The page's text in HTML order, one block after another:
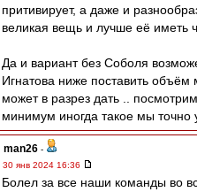
притивирует, а даже и
великая вещь и лучше её иметь
Да и вариант без Соболя
Игнатова ниже поставить
может в разрез дать ..
минимум иногда такое мы точно
man26 -
30 янв 2024 16:36
Болел за все наши команды во